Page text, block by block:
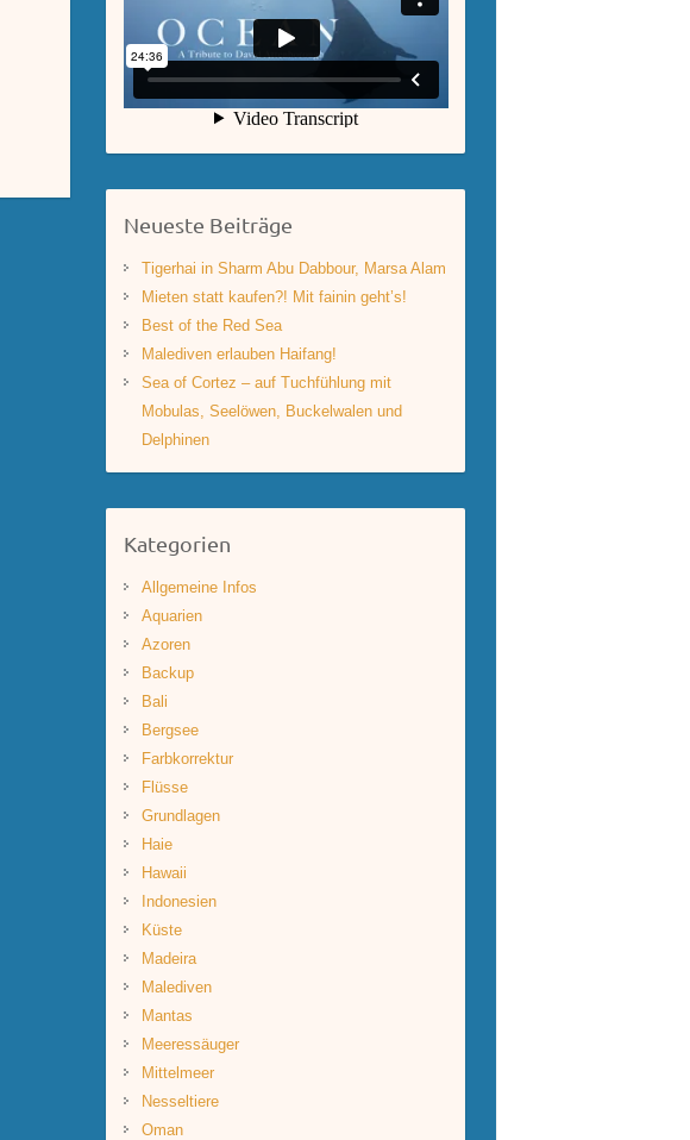
Neueste Beiträge
Tigerhai in Sharm Abu Dabbour, Marsa Alam
Mieten statt kaufen?! Mit fainin geht’s!
Best of the Red Sea
Malediven erlauben Haifang!
Sea of Cortez – auf Tuchfühlung mit
Mobulas, Seelöwen, Buckelwalen und
Delphinen
Kategorien
Allgemeine Infos
Aquarien
Azoren
Backup
Bali
Bergsee
Farbkorrektur
Flüsse
Grundlagen
Haie
Hawaii
Indonesien
Küste
Madeira
Malediven
Mantas
Meeressäuger
Mittelmeer
Nesseltiere
Oman